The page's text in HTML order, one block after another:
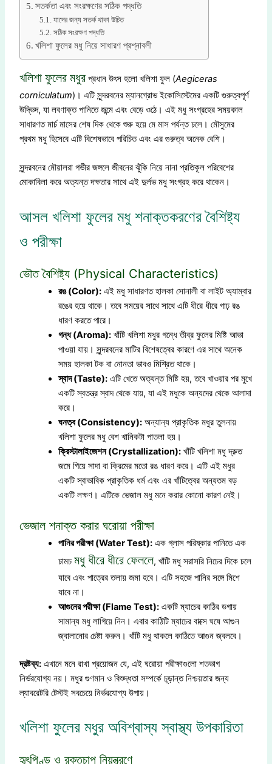
সতর্কতা এবং সংরক্ষণের সঠিক পদ্ধতি
যাদের জন্য সতর্ক থাকা উচিত
সঠিক সংরক্ষণ পদ্ধতি
খলিশা ফুলের মধু নিয়ে সাধারণ প্রশ্নাবলী
খলিশা ফুলের মধুর প্রধান উৎস হলো খলিশা ফুল (Aegiceras
corniculatum)। এটি সুন্দরবনের ম্যানগ্রোভ ইকোসিস্টেমের একটি গুরুত্বপূর্ণ
উদ্ভিদ, যা লবণাক্ত পানিতে জন্মে এবং বেড়ে ওঠে। এই মধু সংগ্রহের সময়কাল
সাধারণত মার্চ মাসের শেষ দিক থেকে শুরু হয়ে মে মাস পর্যন্ত চলে। মৌসুমের
প্রথম মধু হিসেবে এটি বিশেষভাবে পরিচিত এবং এর গুরুত্ব অনেক বেশি।
সুন্দরবনের মৌয়ালরা গভীর জঙ্গলে জীবনের ঝুঁকি নিয়ে নানা প্রতিকূল পরিবেশের
মোকাবিলা করে অত্যন্ত দক্ষতার সাথে এই দুর্লভ মধু সংগ্রহ করে থাকেন।
আসল খলিশা ফুলের মধু শনাক্তকরণের বৈশিষ্ট্য
ও পরীক্ষা
ভৌত বৈশিষ্ট্য (Physical Characteristics)
রঙ (Color): এই মধু সাধারণত হালকা সোনালী বা লাইট অ্যাম্বার
রঙের হয়ে থাকে। তবে সময়ের সাথে সাথে এটি ধীরে ধীরে গাঢ় রঙ
ধারণ করতে পারে।
গন্ধ (Aroma): খাঁটি খলিশা মধুর গন্ধে তীব্র ফুলের মিষ্টি আভা
পাওয়া যায়। সুন্দরবনের মাটির বিশেষত্বের কারণে এর সাথে অনেক
সময় হালকা টক বা নোনতা ভাবও মিশ্রিত থাকে।
স্বাদ (Taste): এটি খেতে অত্যন্ত মিষ্টি হয়, তবে খাওয়ার পর মুখে
একটি স্বতন্ত্র স্বাদ থেকে যায়, যা এই মধুকে অন্যদের থেকে আলাদা
করে।
ঘনত্ব (Consistency): অন্যান্য প্রাকৃতিক মধুর তুলনায়
খলিশা ফুলের মধু বেশ খানিকটা পাতলা হয়।
ক্রিস্টালাইজেশন (Crystallization): খাঁটি খলিশা মধু দ্রুত
জমে গিয়ে সাদা বা ক্রিমের মতো রঙ ধারণ করে। এটি এই মধুর
একটি স্বাভাবিক প্রাকৃতিক ধর্ম এবং এর খাঁটিত্বের অন্যতম বড়
একটি লক্ষণ। এটিকে ভেজাল মধু মনে করার কোনো কারণ নেই।
ভেজাল শনাক্ত করার ঘরোয়া পরীক্ষা
পানির পরীক্ষা (Water Test): এক গ্লাস পরিষ্কার পানিতে এক
চামচমধু ধীরে ধীরে ফেললে, খাঁটি মধু সরাসরি নিচের দিকে চলে
যাবে এবং পাত্রের তলায় জমা হবে। এটি সহজে পানির সঙ্গে মিশে
যাবে না।
আগুনের পরীক্ষা (Flame Test): একটি ম্যাচের কাঠির ডগায়
সামান্য মধু লাগিয়ে নিন। এবার কাঠিটি ম্যাচের বাক্সে ঘষে আগুন
জ্বালানোর চেষ্টা করুন। খাঁটি মধু থাকলে কাঠিতে আগুন জ্বলবে।
দ্রষ্টব্য: এখানে মনে রাখা প্রয়োজন যে, এই ঘরোয়া পরীক্ষাগুলো শতভাগ
নির্ভরযোগ্য নয়। মধুর গুণমান ও বিশুদ্ধতা সম্পর্কে চূড়ান্ত নিশ্চয়তার জন্য
ল্যাবরেটরি টেস্টই সবচেয়ে নির্ভরযোগ্য উপায়।
খলিশা ফুলের মধুর অবিশ্বাস্য স্বাস্থ্য উপকারিতা
হৃৎপিণ্ড ও রক্তচাপ নিয়ন্ত্রণে